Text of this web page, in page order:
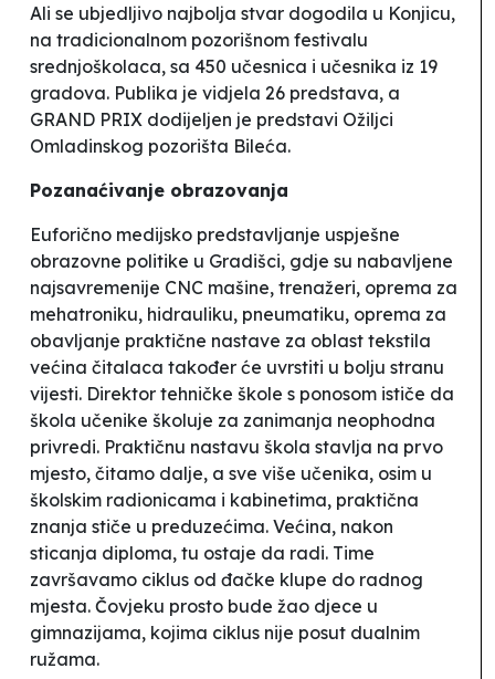
Ali se ubjedljivo najbolja stvar dogodila u Konjicu,
na tradicionalnom pozorišnom festivalu
srednjoškolaca, sa 450 učesnica i učesnika iz 19
gradova. Publika je vidjela 26 predstava, a
GRAND PRIX dodijeljen je predstavi Ožiljci
Omladinskog pozorišta Bileća.
Pozanaćivanje obrazovanja
Euforično medijsko predstavljanje uspješne
obrazovne politike u Gradišci, gdje su nabavljene
najsavremenije CNC mašine, trenažeri, oprema za
mehatroniku, hidrauliku, pneumatiku, oprema za
obavljanje praktične nastave za oblast tekstila
većina čitalaca također će uvrstiti u bolju stranu
vijesti. Direktor tehničke škole s ponosom ističe da
škola učenike školuje za zanimanja neophodna
privredi. Praktičnu nastavu škola stavlja na prvo
mjesto, čitamo dalje, a sve više učenika, osim u
školskim radionicama i kabinetima, praktična
znanja stiče u preduzećima. Većina, nakon
sticanja diploma, tu ostaje da radi. Time
završavamo ciklus od đačke klupe do radnog
mjesta. Čovjeku prosto bude žao djece u
gimnazijama, kojima ciklus nije posut dualnim
ružama.